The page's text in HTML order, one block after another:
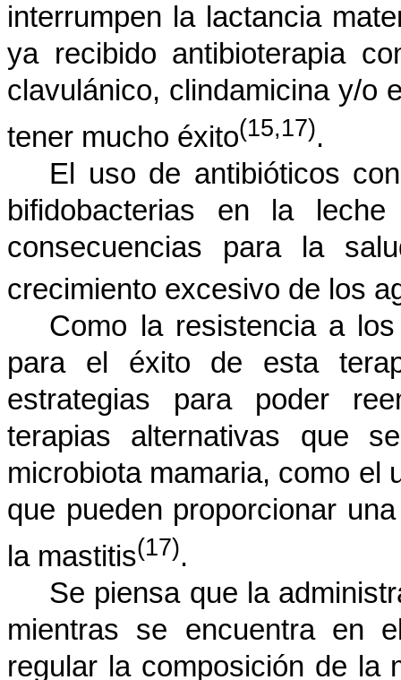
interrumpen la lactancia
ya recibido antibioterapia
clavulánico, clindamicina y/o
tener mucho éxito(15,17).
El uso de antibióticos
bifidobacterias en la
consecuencias para la
crecimiento excesivo de los
Como la resistencia a
para el éxito de esta
estrategias para poder
terapias alternativas que
microbiota mamaria, como el
que pueden proporcionar
la mastitis(17).
Se piensa que la
mientras se encuentra en
regular la composición de la